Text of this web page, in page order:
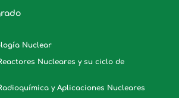
Nuclear
Nucleares y su ciclo de
y Aplicaciones Nucleares